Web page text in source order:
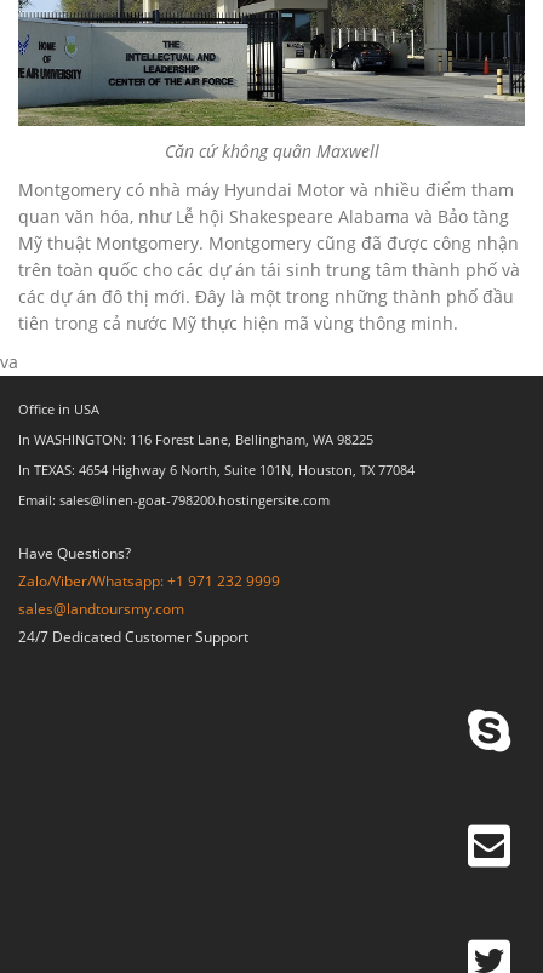
Căn cứ không quân Maxwell
Montgomery có nhà máy Hyundai Motor và nhiều điểm tham
quan văn hóa, như Lễ hội Shakespeare Alabama và Bảo tàng
Mỹ thuật Montgomery. Montgomery cũng đã được công nhận
trên toàn quốc cho các dự án tái sinh trung tâm thành phố và
các dự án đô thị mới. Đây là một trong những thành phố đầu
tiên trong cả nước Mỹ thực hiện mã vùng thông minh.
va
Office in USA
In WASHINGTON: 116 Forest Lane, Bellingham, WA 98225
In TEXAS: 4654 Highway 6 North, Suite 101N, Houston, TX 77084
Email: sales@linen-goat-798200.hostingersite.com
Have Questions?
Zalo/Viber/Whatsapp: +1 971 232 9999
sales@landtoursmy.com
24/7 Dedicated Customer Support